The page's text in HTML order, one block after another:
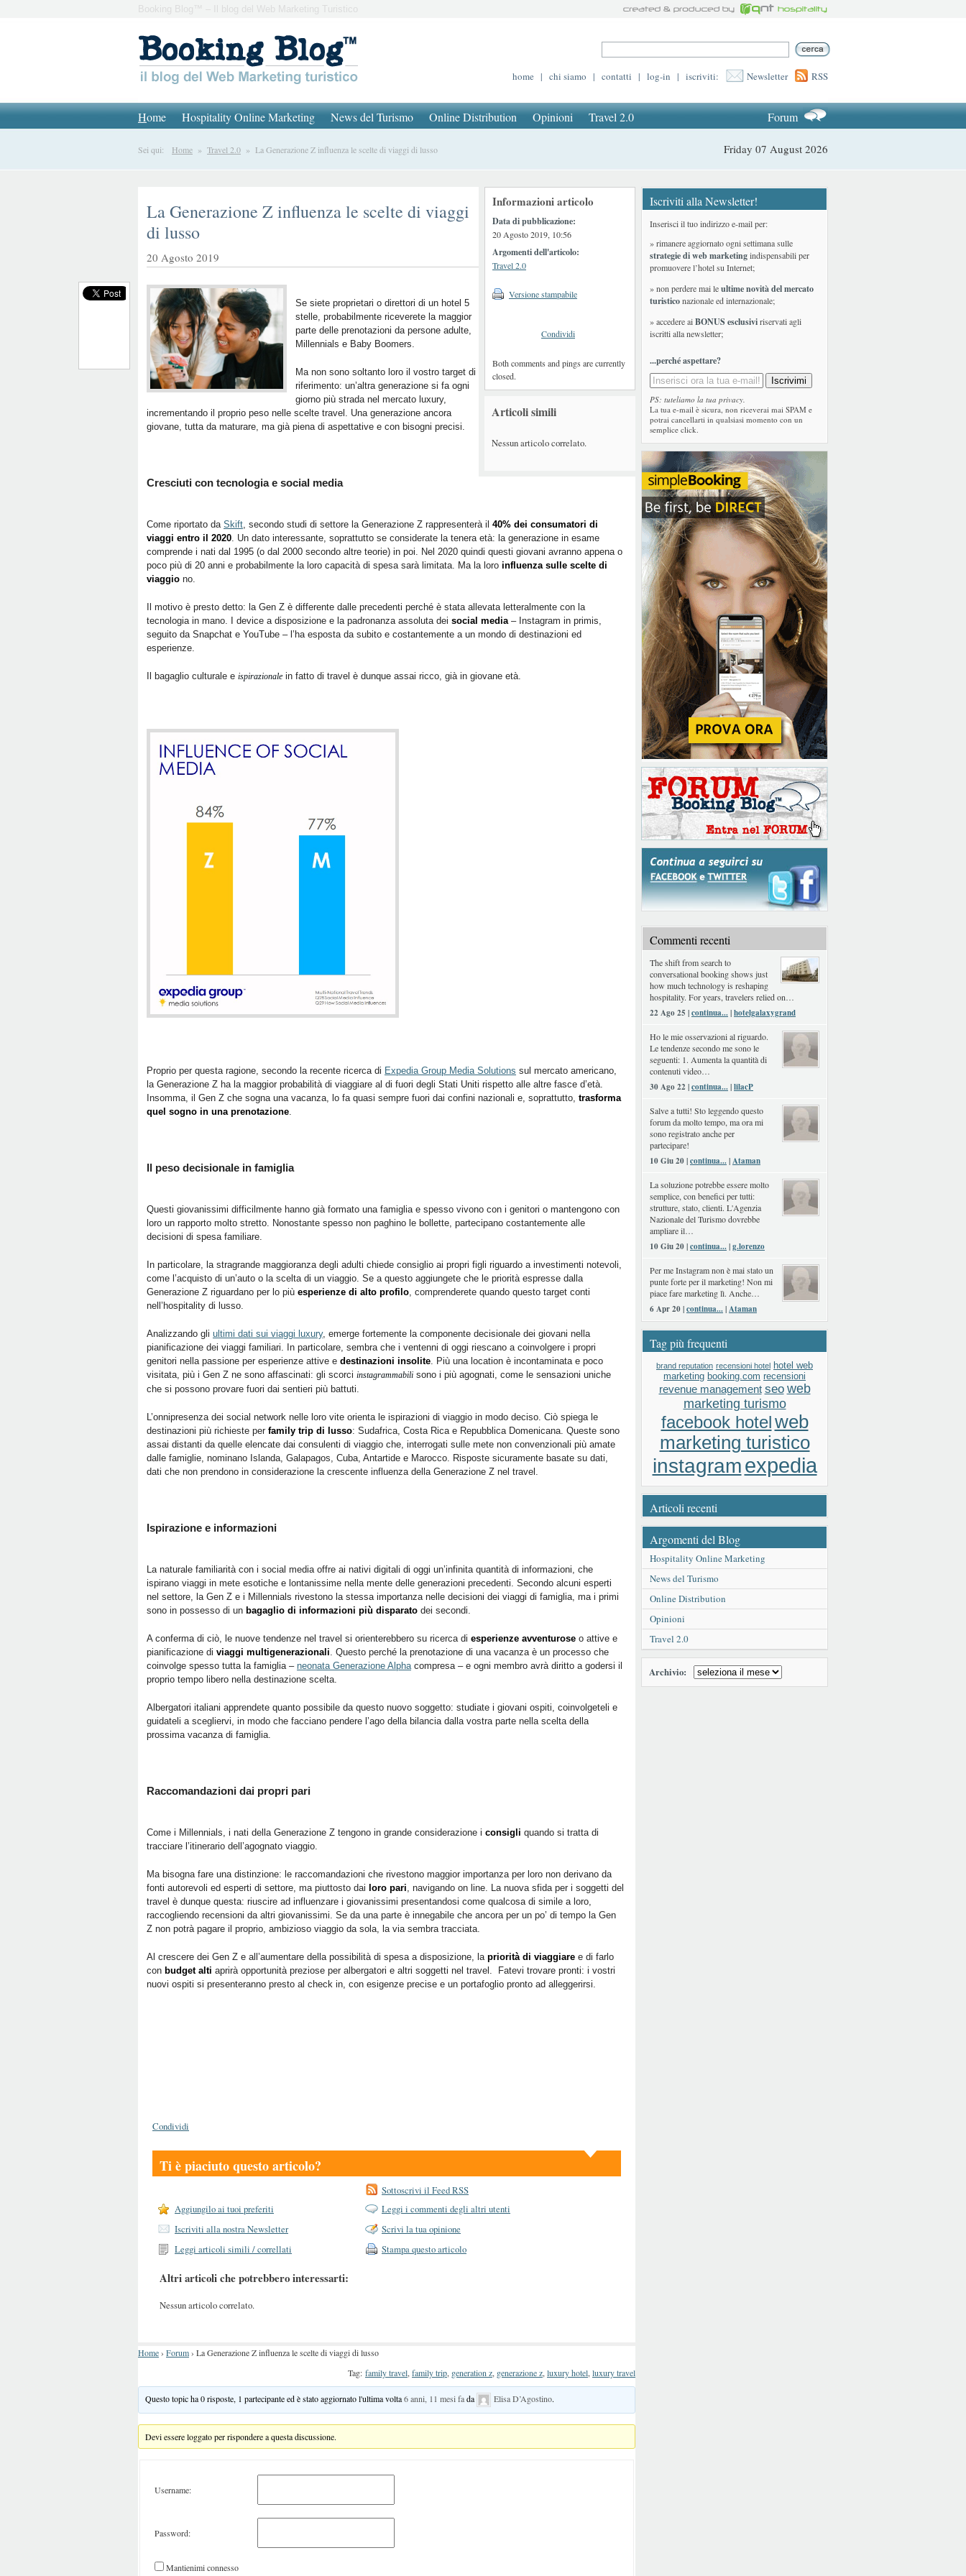
Booking Blog™ – Il blog del Web Marketing Turistico
home | chi siamo | contatti | log-in | iscriviti: Newsletter RSS
Home Hospitality Online Marketing News del Turismo Online Distribution Opinioni Travel 2.0 Forum
Sei qui: Home » Travel 2.0 » La Generazione Z influenza le scelte di viaggi di lusso Friday 07 August 2026
Informazioni articolo
Data di pubblicazione:
20 Agosto 2019, 10:56
Argomenti dell'articolo:
Travel 2.0
Versione stampabile
Condividi
Both comments and pings are currently
closed.
Articoli simili
Nessun articolo correlato.
La Generazione Z influenza le scelte di viaggi
di lusso
20 Agosto 2019
Se siete proprietari o direttori di un hotel 5
stelle, probabilmente riceverete la maggior
parte delle prenotazioni da persone adulte,
Millennials e Baby Boomers.
Ma non sono soltanto loro il vostro target di
riferimento: un’altra generazione si fa ogni
giorno più strada nel mercato luxury,
incrementando il proprio peso nelle scelte travel. Una generazione ancora
giovane, tutta da maturare, ma già piena di aspettative e con bisogni precisi.
Cresciuti con tecnologia e social media
Come riportato da Skift, secondo studi di settore la Generazione Z rappresenterà il 40% dei consumatori di
viaggi entro il 2020. Un dato interessante, soprattutto se considerate la tenera età: la generazione in esame
comprende i nati dal 1995 (o dal 2000 secondo altre teorie) in poi. Nel 2020 quindi questi giovani avranno appena o
poco più di 20 anni e probabilmente la loro capacità di spesa sarà limitata. Ma la loro influenza sulle scelte di
viaggio no.
Il motivo è presto detto: la Gen Z è differente dalle precedenti perché è stata allevata letteralmente con la
tecnologia in mano. I device a disposizione e la padronanza assoluta dei social media– Instagram in primis,
seguito da Snapchat e YouTube – l’ha esposta da subito e costantemente a un mondo di destinazioni ed
esperienze.
Il bagaglio culturale e ispirazionale in fatto di travel è dunque assai ricco, già in giovane età.
Proprio per questa ragione, secondo la recente ricerca di Expedia Group Media Solutions sul mercato americano,
la Generazione Z ha la maggior probabilità di viaggiare al di fuori degli Stati Uniti rispetto alle altre fasce d’età.
Insomma, il Gen Z che sogna una vacanza, lo fa quasi sempre fuori dai confini nazionali e, soprattutto, trasforma
quel sogno in una prenotazione.
Il peso decisionale in famiglia
Questi giovanissimi difficilmente hanno già formato una famiglia e spesso vivono con i genitori o mantengono con
loro un rapporto molto stretto. Nonostante spesso non paghino le bollette, partecipano costantemente alle
decisioni di spesa familiare.
In particolare, la stragrande maggioranza degli adulti chiede consiglio ai propri figli riguardo a investimenti notevoli,
come l’acquisto di un’auto o la scelta di un viaggio. Se a questo aggiungete che le priorità espresse dalla
Generazione Z riguardano per lo più esperienze di alto profilo, comprenderete quando questo target conti
nell’hospitality di lusso.
Analizzando gli ultimi dati sui viaggi luxury, emerge fortemente la componente decisionale dei giovani nella
pianificazione dei viaggi familiari. In particolare, sembra che i ventenni di oggi riescano a coinvolgere i propri
genitori nella passione per esperienze attive e destinazioni insolite. Più una location è incontaminata e poco
visitata, più i Gen Z ne sono affascinati: gli scorci instagrammabili sono i più agognati, come le sensazioni uniche
che si possono provare fuori dai sentieri più battuti.
L’onnipresenza dei social network nelle loro vite orienta le ispirazioni di viaggio in modo deciso. Ciò spiega le
destinazioni più richieste per family trip di lusso: Sudafrica, Costa Rica e Repubblica Domenicana. Queste sono
assai distanti da quelle elencate dai consulenti di viaggio che, interrogati sulle mete non convenzionali più amate
dalle famiglie, nominano Islanda, Galapagos, Cuba, Antartide e Marocco. Risposte sicuramente basate su dati,
dati che non prendono in considerazione la crescente influenza della Generazione Z nel travel.
Ispirazione e informazioni
La naturale familiarità con i social media offre ai nativi digitali di oggi un’infinita quantità di informazioni, che
ispirano viaggi in mete esotiche e lontanissime nella mente delle generazioni precedenti. Secondo alcuni esperti
nel settore, la Gen Z e i Millennials rivestono la stessa importanza nelle decisioni dei viaggi di famiglia, ma i primi
sono in possesso di un bagaglio di informazioni più disparato dei secondi.
A conferma di ciò, le nuove tendenze nel travel si orienterebbero su ricerca di esperienze avventurose o attive e
pianificazione di viaggi multigenerazionali. Questo perché la prenotazione di una vacanza è un processo che
coinvolge spesso tutta la famiglia – neonata Generazione Alphacompresa – e ogni membro avrà diritto a godersi il
proprio tempo libero nella destinazione scelta.
Albergatori italiani apprendete quanto possibile da questo nuovo soggetto: studiate i giovani ospiti, coinvolgeteli e
guidateli a scegliervi, in modo che facciano pendere l’ago della bilancia dalla vostra parte nella scelta della
prossima vacanza di famiglia.
Raccomandazioni dai propri pari
Come i Millennials, i nati della Generazione Z tengono in grande considerazione i consigli quando si tratta di
tracciare l’itinerario dell’agognato viaggio.
Ma bisogna fare una distinzione: le raccomandazioni che rivestono maggior importanza per loro non derivano da
fonti autorevoli ed esperti di settore, ma piuttosto dai loro pari, navigando on line. La nuova sfida per i soggetti del
travel è dunque questa: riuscire ad influenzare i giovanissimi presentandosi come qualcosa di simile a loro,
raccogliendo recensioni da altri giovanissimi. Se da una parte è innegabile che ancora per un po’ di tempo la Gen
Z non potrà pagare il proprio, ambizioso viaggio da sola, la via sembra tracciata.
Al crescere dei Gen Z e all’aumentare della possibilità di spesa a disposizione, la priorità di viaggiare e di farlo
con budget alti aprirà opportunità preziose per albergatori e altri soggetti nel travel. Fatevi trovare pronti: i vostri
nuovi ospiti si presenteranno presto al check in, con esigenze precise e un portafoglio pronto ad alleggerirsi.
Condividi
Ti è piaciuto questo articolo?
Sottoscrivi il Feed RSS
Aggiungilo ai tuoi preferiti
Leggi i commenti degli altri utenti
Iscriviti alla nostra Newsletter
Scrivi la tua opinione
Leggi articoli simili / correllati
Stampa questo articolo
Altri articoli che potrebbero interessarti:
Nessun articolo correlato.
Home› Forum› La Generazione Z influenza le scelte di viaggi di lusso
Tag: family travel, family trip, generation z, generazione z, luxury hotel, luxury travel
Questo topic ha 0 risposte, 1 partecipante ed è stato aggiornato l'ultima volta6 anni, 11 mesi fada Elisa D’Agostino.
Devi essere loggato per rispondere a questa discussione.
Username:
Password:
Mantienimi connesso
Iscriviti alla Newsletter!
Inserisci il tuo indirizzo e-mail per:
» rimanere aggiornato ogni settimana sulle
strategie di web marketingindispensabili per
promuovere l’hotel su Internet;
» non perdere mai leultime novità del mercato
turisticonazionale ed internazionale;
» accedere aiBONUS esclusiviriservati agli
iscritti alla newsletter;
...perché aspettare?
PS: tuteliamo la tua privacy.
La tua e-mail è sicura, non riceverai mai SPAM e
potrai cancellarti in qualsiasi momento con un
semplice click.
Commenti recenti
The shift from search to
conversational booking shows just
how much technology is reshaping
hospitality. For years, travelers relied on…
22 Ago 25 |continua...|hotelgalaxygrand
Ho le mie osservazioni al riguardo.
Le tendenze secondo me sono le
seguenti: 1. Aumenta la quantità di
contenuti video…
30 Ago 22 |continua...|lilacP
Salve a tutti! Sto leggendo questo
forum da molto tempo, ma ora mi
sono registrato anche per
partecipare!
10 Giu 20 |continua...|Ataman
La soluzione potrebbe essere molto
semplice, con benefici per tutti:
strutture, stato, clienti. L'Agenzia
Nazionale del Turismo dovrebbe
ampliare il…
10 Giu 20 |continua...|g.lorenzo
Per me Instagram non è mai stato un
punte forte per il marketing! Non mi
piace fare marketing lì. Anche…
6 Apr 20 |continua...|Ataman
Tag più frequenti
brand reputation recensioni hotel hotel web
marketing booking.com recensioni
revenue management seo web
marketing turismo
facebook hotelweb
marketing turistico
instagramexpedia
Articoli recenti
Argomenti del Blog
Hospitality Online Marketing
News del Turismo
Online Distribution
Opinioni
Travel 2.0
Archivio: